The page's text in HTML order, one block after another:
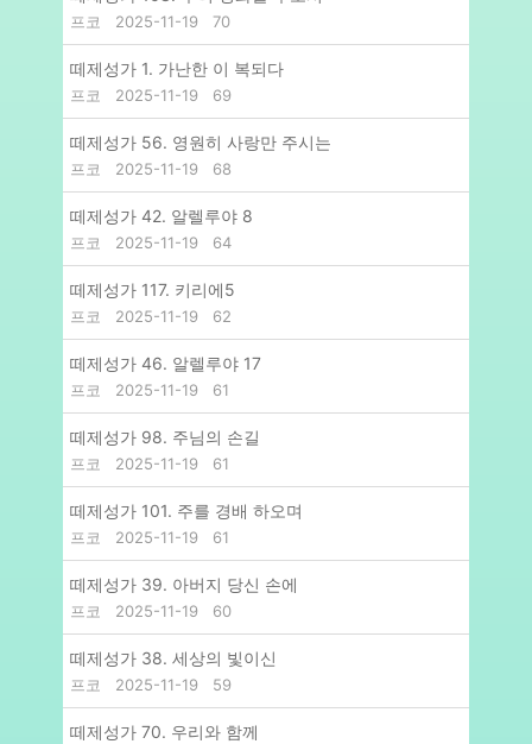
프코 2025-11-19 70
떼제성가 1. 가난한 이 복되다
프코 2025-11-19 69
떼제성가 56. 영원히 사랑만 주시는
프코 2025-11-19 68
떼제성가 42. 알렐루야 8
프코 2025-11-19 64
떼제성가 117. 키리에5
프코 2025-11-19 62
떼제성가 46. 알렐루야 17
프코 2025-11-19 61
떼제성가 98. 주님의 손길
프코 2025-11-19 61
떼제성가 101. 주를 경배 하오며
프코 2025-11-19 61
떼제성가 39. 아버지 당신 손에
프코 2025-11-19 60
떼제성가 38. 세상의 빛이신
프코 2025-11-19 59
떼제성가 70. 우리와 함께